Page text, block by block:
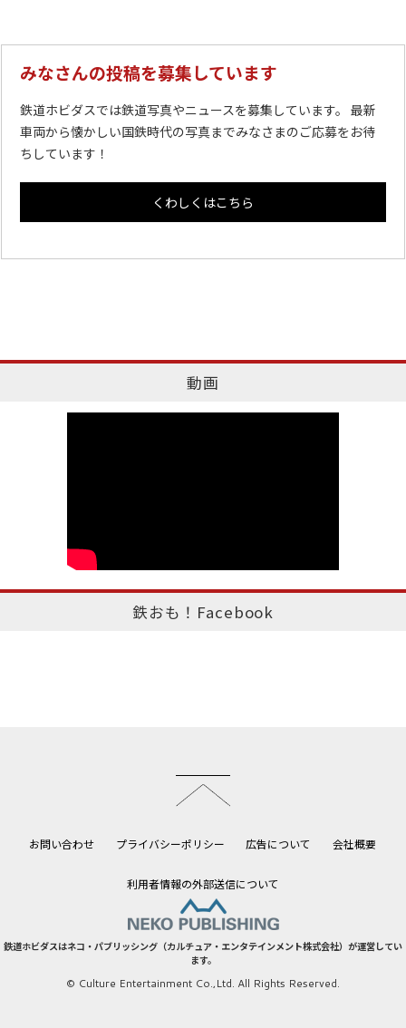
みなさんの投稿を募集しています
鉄道ホビダスでは鉄道写真やニュースを募集しています。 最新
車両から懐かしい国鉄時代の写真までみなさまのご応募をお待
ちしています！
くわしくはこちら
動画
鉄おも！Facebook
お問い合わせ プライバシーポリシー 広告について 会社概要
利用者情報の外部送信について
鉄道ホビダスはネコ・パブリッシング（カルチュア・エンタテインメント株式会社）が運営してい
ます。
© Culture Entertainment Co.,Ltd. All Rights Reserved.